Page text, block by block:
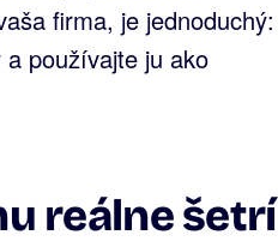
firma, je jednoduchý:
používajte ju ako
reálne šetrí